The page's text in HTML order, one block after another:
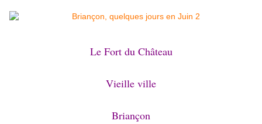
Le Fort du Château
Vieille ville
Briançon